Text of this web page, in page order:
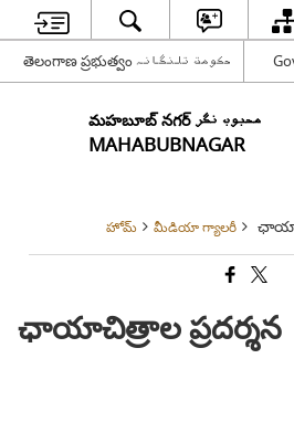
తెలంగాణ ప్రభుత్వం حکومت تلنگانہ
మహబూబ్ నగర్ محبوب نگر
MAHABUBNAGAR
హోమ్ మీడియా గ్యాలరీ
ఛాయాచిత్రాల ప్రదర్శన